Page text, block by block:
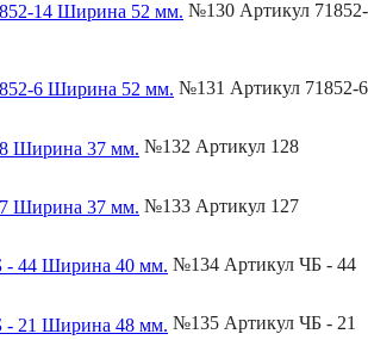
№130 Артикул 71852-
№131 Артикул 71852-6
№132 Артикул 128
№133 Артикул 127
№134 Артикул ЧБ - 44
№135 Артикул ЧБ - 21